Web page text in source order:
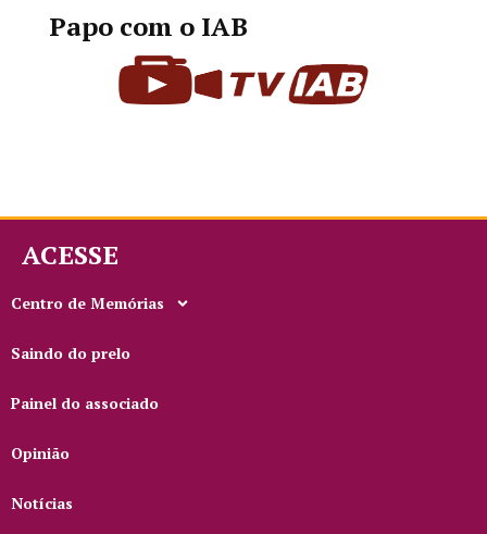
Papo com o IAB
ACESSE
Centro de Memórias
Saindo do prelo
Painel do associado
Opinião
Notícias